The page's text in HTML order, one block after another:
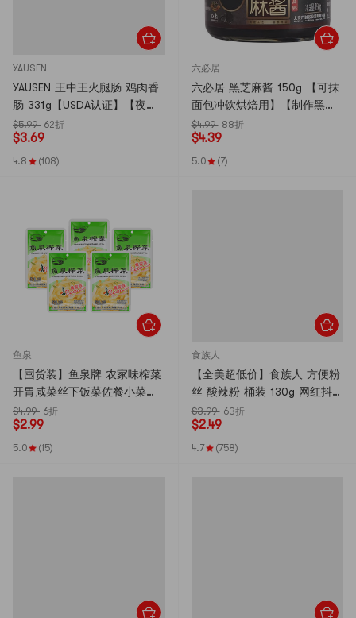
YAUSEN
YAUSEN 王中王火腿肠 鸡肉香
肠 331g【USDA认证】【夜宵
泡面搭子】
$5.99 62折
$3.69
4.8 (108)
六必居
六必居 黑芝麻酱 150g 【可抹
面包冲饮烘焙用】【制作黑芝
麻拿铁】
$4.99 88折
$4.39
5.0 (7)
鱼泉
【囤货装】鱼泉牌 农家味榨菜
开胃咸菜丝下饭菜佐餐小菜
70g*5包
$4.99 6折
$2.99
5.0 (15)
食族人
【全美超低价】食族人 方便粉
丝 酸辣粉 桶装 130g 网红抖音
爆款【包装版本随机发货】
$3.99 63折
$2.49
4.7 (758)